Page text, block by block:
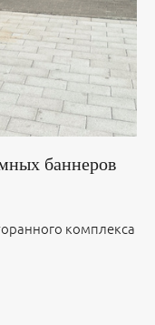
баннеров
комплекса